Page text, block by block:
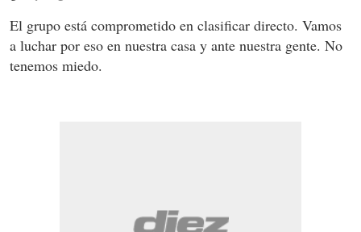
El grupo está comprometido en clasificar directo. Vamos
a luchar por eso en nuestra casa y ante nuestra gente. No
tenemos miedo.